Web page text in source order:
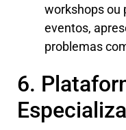
workshops ou
eventos,
problemas
6.